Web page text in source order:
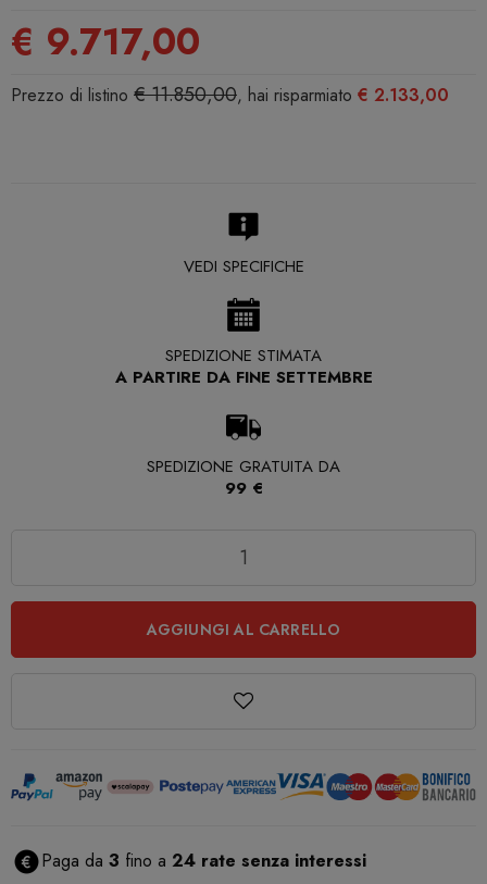
€ 9.717,00
Prezzo di listino € 11.850,00, hai risparmiato € 2.133,00
VEDI SPECIFICHE
SPEDIZIONE STIMATA
A PARTIRE DA FINE SETTEMBRE
SPEDIZIONE GRATUITA DA
99 €
AGGIUNGI AL CARRELLO
Paga da 3 fino a 24 rate senza interessi